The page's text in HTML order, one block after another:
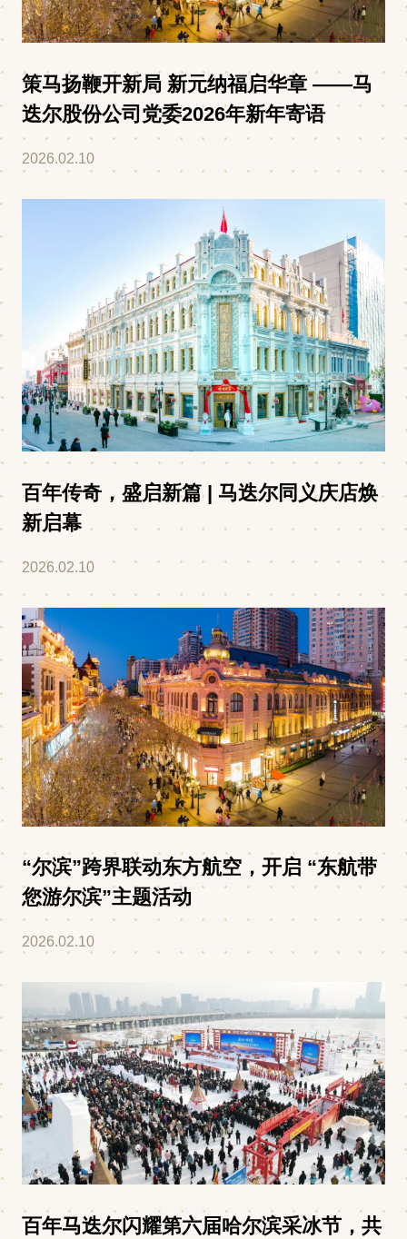
策马扬鞭开新局 新元纳福启华章 ——马
迭尔股份公司党委2026年新年寄语
2026.02.10
百年传奇，盛启新篇 | 马迭尔同义庆店焕
新启幕
2026.02.10
“尔滨”跨界联动东方航空，开启 “东航带
您游尔滨”主题活动
2026.02.10
百年马迭尔闪耀第六届哈尔滨采冰节，共